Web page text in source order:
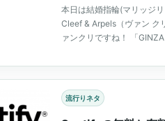
本日は結婚指輪(マリッジ
Cleef & Arpels（ヴァン ク
ァンクリですね！ 「
流行りネタ